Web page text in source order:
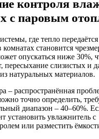
контроля
с паровым
где тепло передаётся
становится
опускаться ниже 30%,
пересыхание слизистых и
натуральных материалов.
– распространённая
точно определить,
диапазон – 40–60%.
установить увлажнитель с
или разместить